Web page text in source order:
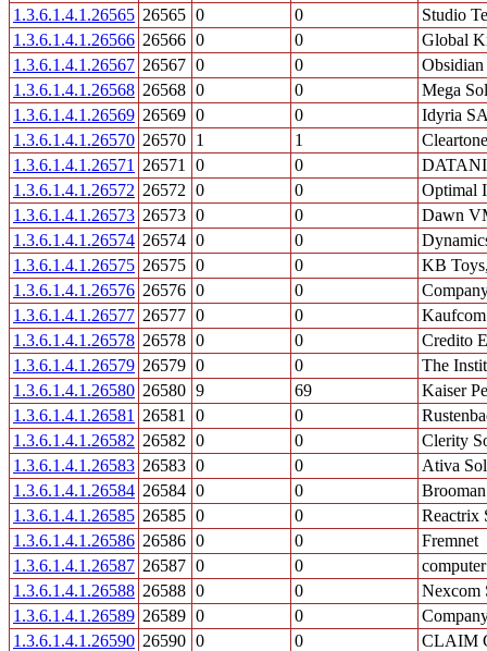
1.3.6.1.4.1.26565 26565 0 0
Studio
1.3.6.1.4.1.26566 26566 0 0
Global
1.3.6.1.4.1.26567 26567 0 0
1.3.6.1.4.1.26568 26568 0 0
Mega
1.3.6.1.4.1.26569 26569 0 0
Idyria
1.3.6.1.4.1.26570 26570 1 1
1.3.6.1.4.1.26571
26571 0 0
1.3.6.1.4.1.26572 26572 0 0
Optimal
1.3.6.1.4.1.26573 26573 0 0
Dawn
1.3.6.1.4.1.26574 26574 0 0
1.3.6.1.4.1.26575 26575 0 0
KB
1.3.6.1.4.1.26576 26576 0 0
1.3.6.1.4.1.26577 26577 0 0
1.3.6.1.4.1.26578 26578 0 0
Credito
1.3.6.1.4.1.26579 26579 0 0
The
1.3.6.1.4.1.26580 26580 9 69
Kaiser
1.3.6.1.4.1.26581
26581 0 0
1.3.6.1.4.1.26582 26582 0 0
Clerity
1.3.6.1.4.1.26583 26583 0 0
Ativa
1.3.6.1.4.1.26584 26584 0 0
1.3.6.1.4.1.26585 26585 0 0
Reactrix
1.3.6.1.4.1.26586 26586 0 0
Fremnet
1.3.6.1.4.1.26587 26587 0 0
1.3.6.1.4.1.26588 26588 0 0
Nexcom
1.3.6.1.4.1.26589 26589 0 0
1.3.6.1.4.1.26590 26590 0 0
CLAIM